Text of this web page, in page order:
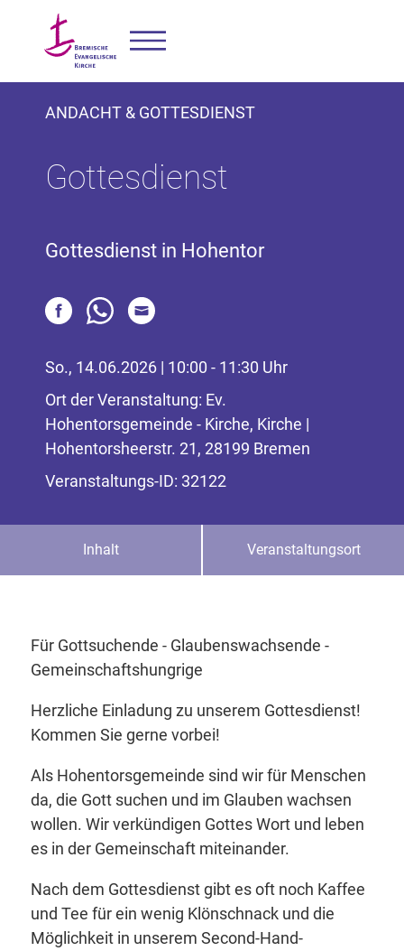
ANDACHT & GOTTESDIENST
Gottesdienst
Gottesdienst in Hohentor
So., 14.06.2026 | 10:00 - 11:30 Uhr
Ort der Veranstaltung: Ev.
Hohentorsgemeinde - Kirche, Kirche |
Hohentorsheerstr. 21, 28199 Bremen
Veranstaltungs-ID: 32122
Inhalt Veranstaltungsort
Für Gottsuchende - Glaubenswachsende -
Gemeinschaftshungrige
Herzliche Einladung zu unserem Gottesdienst!
Kommen Sie gerne vorbei!
Als Hohentorsgemeinde sind wir für Menschen
da, die Gott suchen und im Glauben wachsen
wollen. Wir verkündigen Gottes Wort und leben
es in der Gemeinschaft miteinander.
Nach dem Gottesdienst gibt es oft noch Kaffee
und Tee für ein wenig Klönschnack und die
Möglichkeit in unserem Second-Hand-